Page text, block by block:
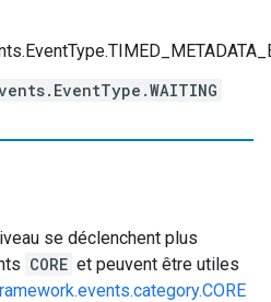
se déclenchent plus
CORE et peuvent être utiles